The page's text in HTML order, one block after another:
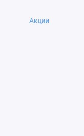
Акции